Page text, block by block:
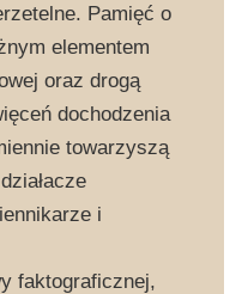
Pamięć o
elementem
oraz drogą
dochodzenia
towarzyszą
i
faktograficznej,